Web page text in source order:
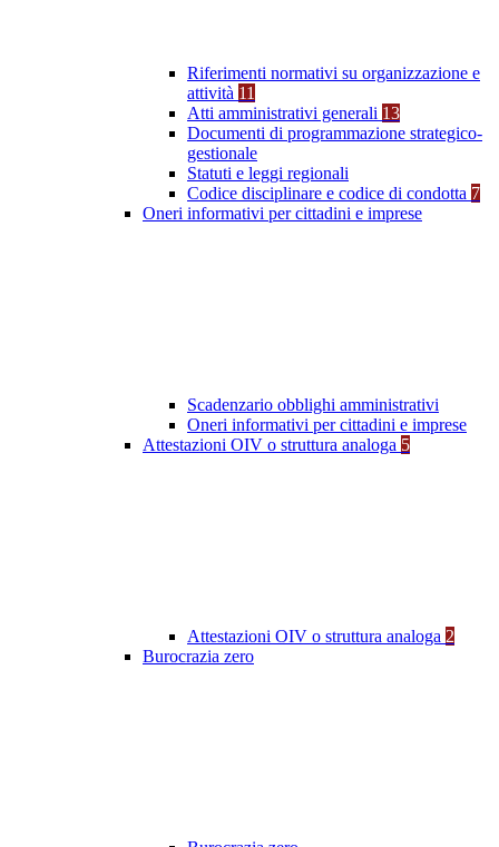
Riferimenti normativi su organizzazione e
attività 11
Atti amministrativi generali 13
Documenti di programmazione strategico-
gestionale
Statuti e leggi regionali
Codice disciplinare e codice di condotta 7
Oneri informativi per cittadini e imprese
Scadenzario obblighi amministrativi
Oneri informativi per cittadini e imprese
Attestazioni OIV o struttura analoga 5
Attestazioni OIV o struttura analoga 2
Burocrazia zero